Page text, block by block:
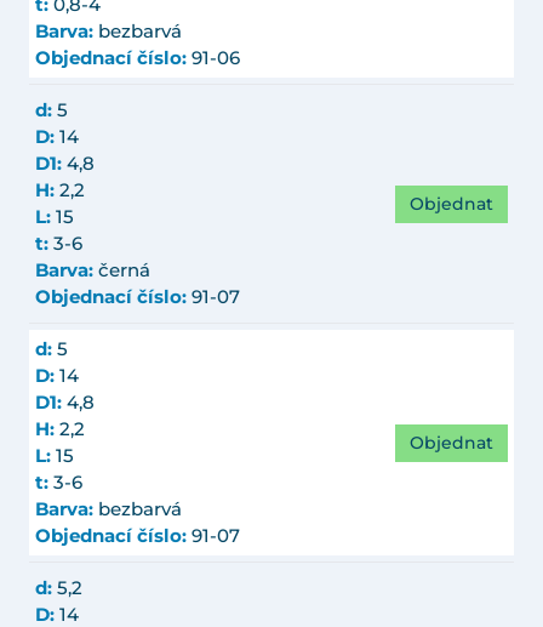
t: 0,8-4
Barva: bezbarvá
Objednací číslo: 91-06
d: 5
D: 14
D1: 4,8
H: 2,2
L: 15
t: 3-6
Barva: černá
Objednací číslo: 91-07
Objednat
d: 5
D: 14
D1: 4,8
H: 2,2
L: 15
t: 3-6
Barva: bezbarvá
Objednací číslo: 91-07
Objednat
d: 5,2
D: 14